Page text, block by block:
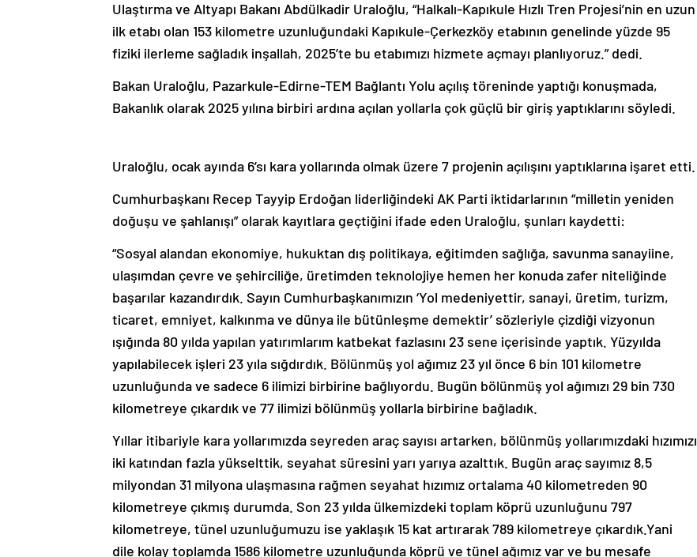
Ulaştırma ve Altyapı Bakanı Abdülkadir Uraloğlu, “Halkalı-Kapıkule Hızlı Tren Projesi’nin en uzun
ilk etabı olan 153 kilometre uzunluğundaki Kapıkule-Çerkezköy etabının genelinde yüzde 95
fiziki ilerleme sağladık inşallah, 2025’te bu etabımızı hizmete açmayı planlıyoruz.” dedi.
Bakan Uraloğlu, Pazarkule-Edirne-TEM Bağlantı Yolu açılış töreninde yaptığı konuşmada,
Bakanlık olarak 2025 yılına birbiri ardına açılan yollarla çok güçlü bir giriş yaptıklarını söyledi.
Uraloğlu, ocak ayında 6’sı kara yollarında olmak üzere 7 projenin açılışını yaptıklarına işaret etti.
Cumhurbaşkanı Recep Tayyip Erdoğan liderliğindeki AK Parti iktidarlarının “milletin yeniden
doğuşu ve şahlanışı” olarak kayıtlara geçtiğini ifade eden Uraloğlu, şunları kaydetti:
“Sosyal alandan ekonomiye, hukuktan dış politikaya, eğitimden sağlığa, savunma sanayiine,
ulaşımdan çevre ve şehirciliğe, üretimden teknolojiye hemen her konuda zafer niteliğinde
başarılar kazandırdık. Sayın Cumhurbaşkanımızın ‘Yol medeniyettir, sanayi, üretim, turizm,
ticaret, emniyet, kalkınma ve dünya ile bütünleşme demektir’ sözleriyle çizdiği vizyonun
ışığında 80 yılda yapılan yatırımlarım katbekat fazlasını 23 sene içerisinde yaptık. Yüzyılda
yapılabilecek işleri 23 yıla sığdırdık. Bölünmüş yol ağımız 23 yıl önce 6 bin 101 kilometre
uzunluğunda ve sadece 6 ilimizi birbirine bağlıyordu. Bugün bölünmüş yol ağımızı 29 bin 730
kilometreye çıkardık ve 77 ilimizi bölünmüş yollarla birbirine bağladık.
Yıllar itibariyle kara yollarımızda seyreden araç sayısı artarken, bölünmüş yollarımızdaki hızımızı
iki katından fazla yükselttik, seyahat süresini yarı yarıya azalttık. Bugün araç sayımız 8,5
milyondan 31 milyona ulaşmasına rağmen seyahat hızımız ortalama 40 kilometreden 90
kilometreye çıkmış durumda. Son 23 yılda ülkemizdeki toplam köprü uzunluğunu 797
kilometreye, tünel uzunluğumuzu ise yaklaşık 15 kat artırarak 789 kilometreye çıkardık.Yani
dile kolay toplamda 1586 kilometre uzunluğunda köprü ve tünel ağımız var ve bu mesafe